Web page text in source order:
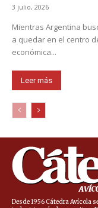
3 julio, 2026
Mientras Argentina
a quedar en el centro
económica...
Leer más
Desde 1956 Cátedra Avícola